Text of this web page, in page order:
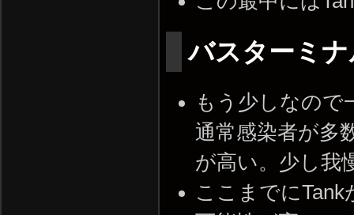
バスターミ
もう少しなので
通常感染者が多
が高い。少し我
ここまでに